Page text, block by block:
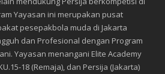
Yayasan ini merupakan pusat
pesepakbola muda di Jakarta
dan Profesional dengan Program
Yayasan menangani Elite Academy
18 (Remaja), dan Persija (Jakarta)